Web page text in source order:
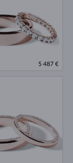
5 487 €